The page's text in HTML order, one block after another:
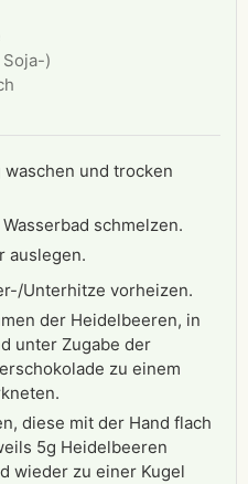
Soja-)
und trocken
schmelzen.
auslegen.
Unterhitze vorheizen.
der Heidelbeeren, in
unter Zugabe der
zu einem
diese mit der Hand flach
5g Heidelbeeren
wieder zu einer Kugel